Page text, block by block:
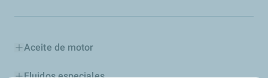
Aceite de motor